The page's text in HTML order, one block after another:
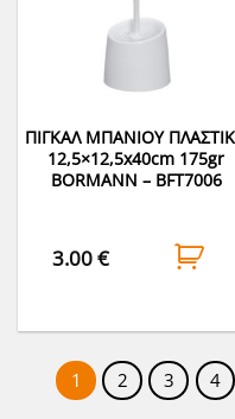
ΠΙΓΚΑΛ ΜΠΑΝΙΟΥ
12,5×12,5x40cm 175gr
BORMANN – BFT7006
3.00€
1 2 3 4